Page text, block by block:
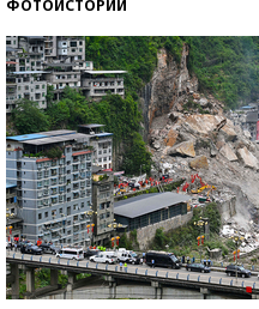
ФОТОИСТОРИИ